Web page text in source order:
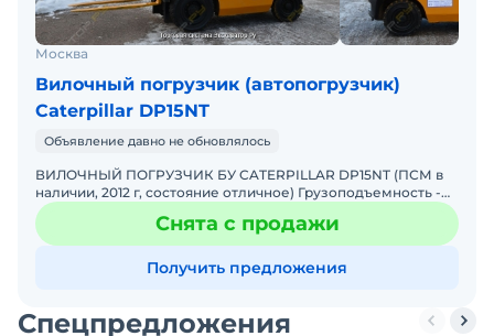
Москва
Вилочный погрузчик (автопогрузчик)
Caterpillar DP15NT
Объявление давно не обновлялось
ВИЛОЧНЫЙ ПОГРУЗЧИК БУ CATERPILLAR DP15NT (ПСМ в
наличии, 2012 г, состояние отличное) Грузоподъемность -
1,5 т. Дизельный автопогрузчик 2012 г Размеры: 2260х106
Снята с продажи
Получить предложения
Спецпредложения